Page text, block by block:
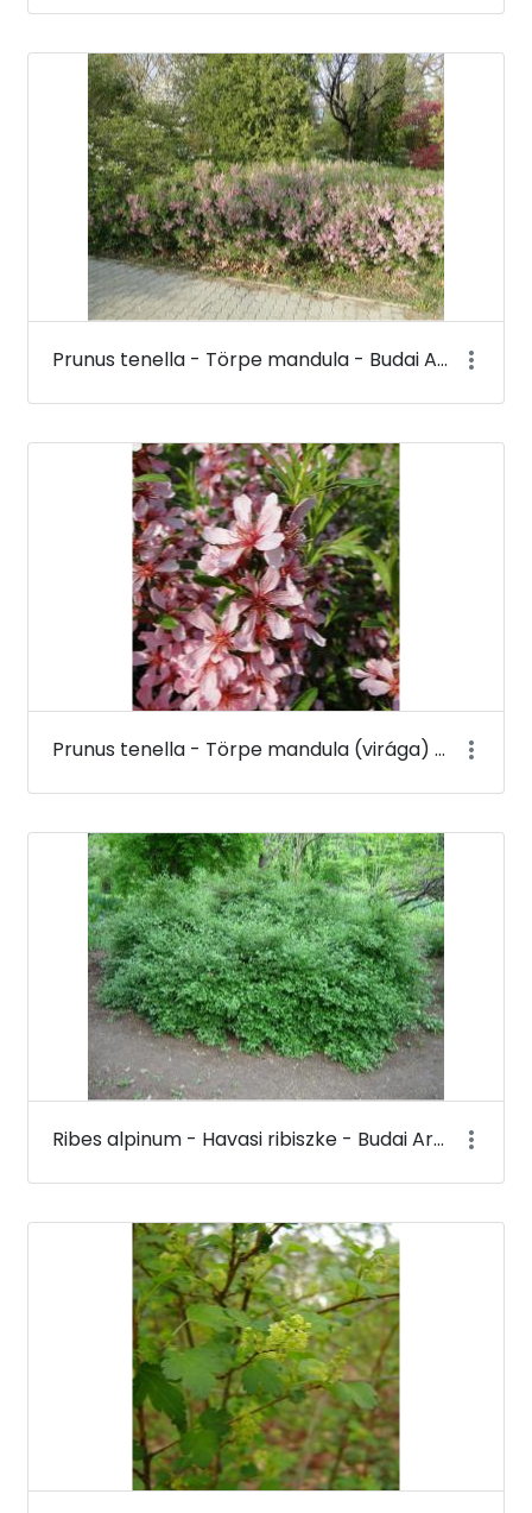
Prunus tenella - Törpe mandula - Budai Arborétum
Prunus tenella - Törpe mandula (virága) - Budai Arborétum
Ribes alpinum - Havasi ribiszke - Budai Arborétum